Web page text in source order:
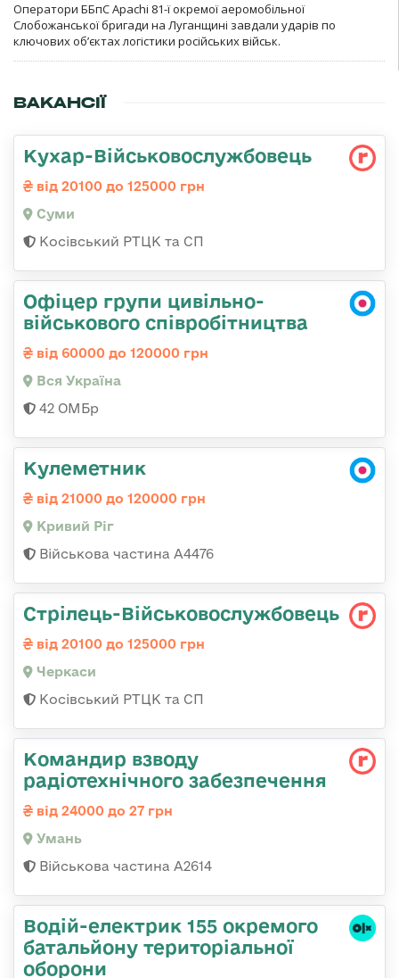
Оператори ББпС Apachi 81-ї окремої аеромобільної
Слобожанської бригади на Луганщині завдали ударів по
ключових об’єктах логістики російських військ.
ВАКАНСІЇ
Кухар-Військовослужбовець
від 20100 до 125000 грн
Суми
Косівський РТЦК та СП
Офіцер групи цивільно-
військового співробітництва
від 60000 до 120000 грн
Вся Україна
42 ОМБр
Кулеметник
від 21000 до 120000 грн
Кривий Ріг
Військова частина А4476
Стрілець-Військовослужбовець
від 20100 до 125000 грн
Черкаси
Косівський РТЦК та СП
Командир взводу
радіотехнічного забезпечення
від 24000 до 27 грн
Умань
Військова частина А2614
Водій-електрик 155 окремого
батальйону територіальної
оборони